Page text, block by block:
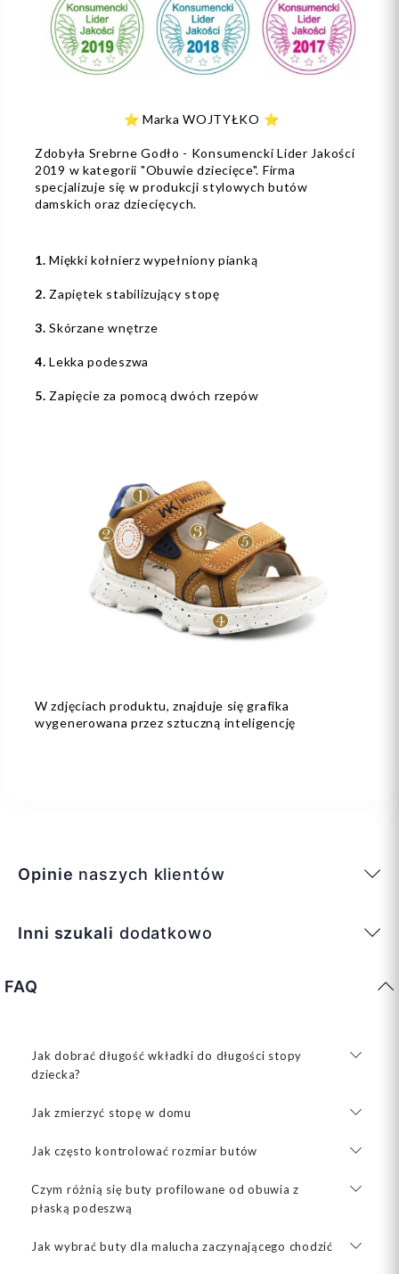
⭐️ Marka WOJTYŁKO ⭐️
Zdobyła Srebrne Godło - Konsumencki Lider Jakości
2019 w kategorii "Obuwie dziecięce". Firma
specjalizuje się w produkcji stylowych butów
damskich oraz dziecięcych.
1. Miękki kołnierz wypełniony pianką
2. Zapiętek stabilizujący stopę
3. Skórzane wnętrze
4.Lekka podeszwa
5. Zapięcie za pomocą dwóch rzepów
W zdjęciach produktu, znajduje się grafika
wygenerowana przez sztuczną inteligencję
Opinie naszych klientów
Inni szukali dodatkowo
FAQ
Jak dobrać długość wkładki do długości stopy
dziecka?
Jak zmierzyć stopę w domu
Jak często kontrolować rozmiar butów
Czym różnią się buty profilowane od obuwia z
płaską podeszwą
Jak wybrać buty dla malucha zaczynającego chodzić